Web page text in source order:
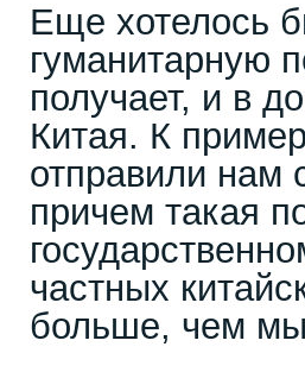
Еще хотелось
гуманитарную
получает, и в
Китая. К
отправили нам
причем такая
частных
больше, чем мы